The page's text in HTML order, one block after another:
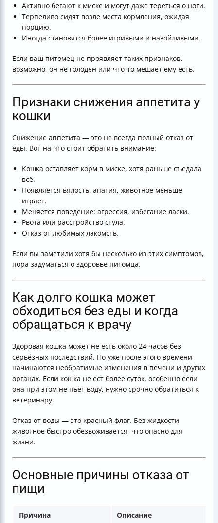
Активно бегают к миске и могут даже тереться о ноги.
Терпеливо сидят возле места кормления, ожидая
порцию.
Иногда становятся более игривыми и назойливыми.
Если ваш питомец не проявляет таких признаков,
возможно, он не голоден или что-то мешает ему есть.
Признаки снижения аппетита у
кошки
Снижение аппетита — это не всегда полный отказ от
еды. Вот на что стоит обратить внимание:
Кошка оставляет корм в миске, хотя раньше съедала
всё.
Появляется вялость, апатия, животное меньше
играет.
Меняется поведение: агрессия, избегание ласки.
Рвота или расстройство стула.
Отказ от любимых лакомств.
Если вы заметили хотя бы несколько из этих симптомов,
пора задуматься о здоровье питомца.
Как долго кошка может
обходиться без еды и когда
обращаться к врачу
Здоровая кошка может не есть около 24 часов без
серьёзных последствий. Но уже после этого времени
начинаются необратимые изменения в печени и других
органах. Если кошка не ест более суток, особенно если
она при этом не пьёт воду, нужно срочно обратиться к
ветеринару.
Отказ от воды — это красный флаг. Без жидкости
животное быстро обезвоживается, что опасно для
жизни.
Основные причины отказа от
пищи
Причина Описание